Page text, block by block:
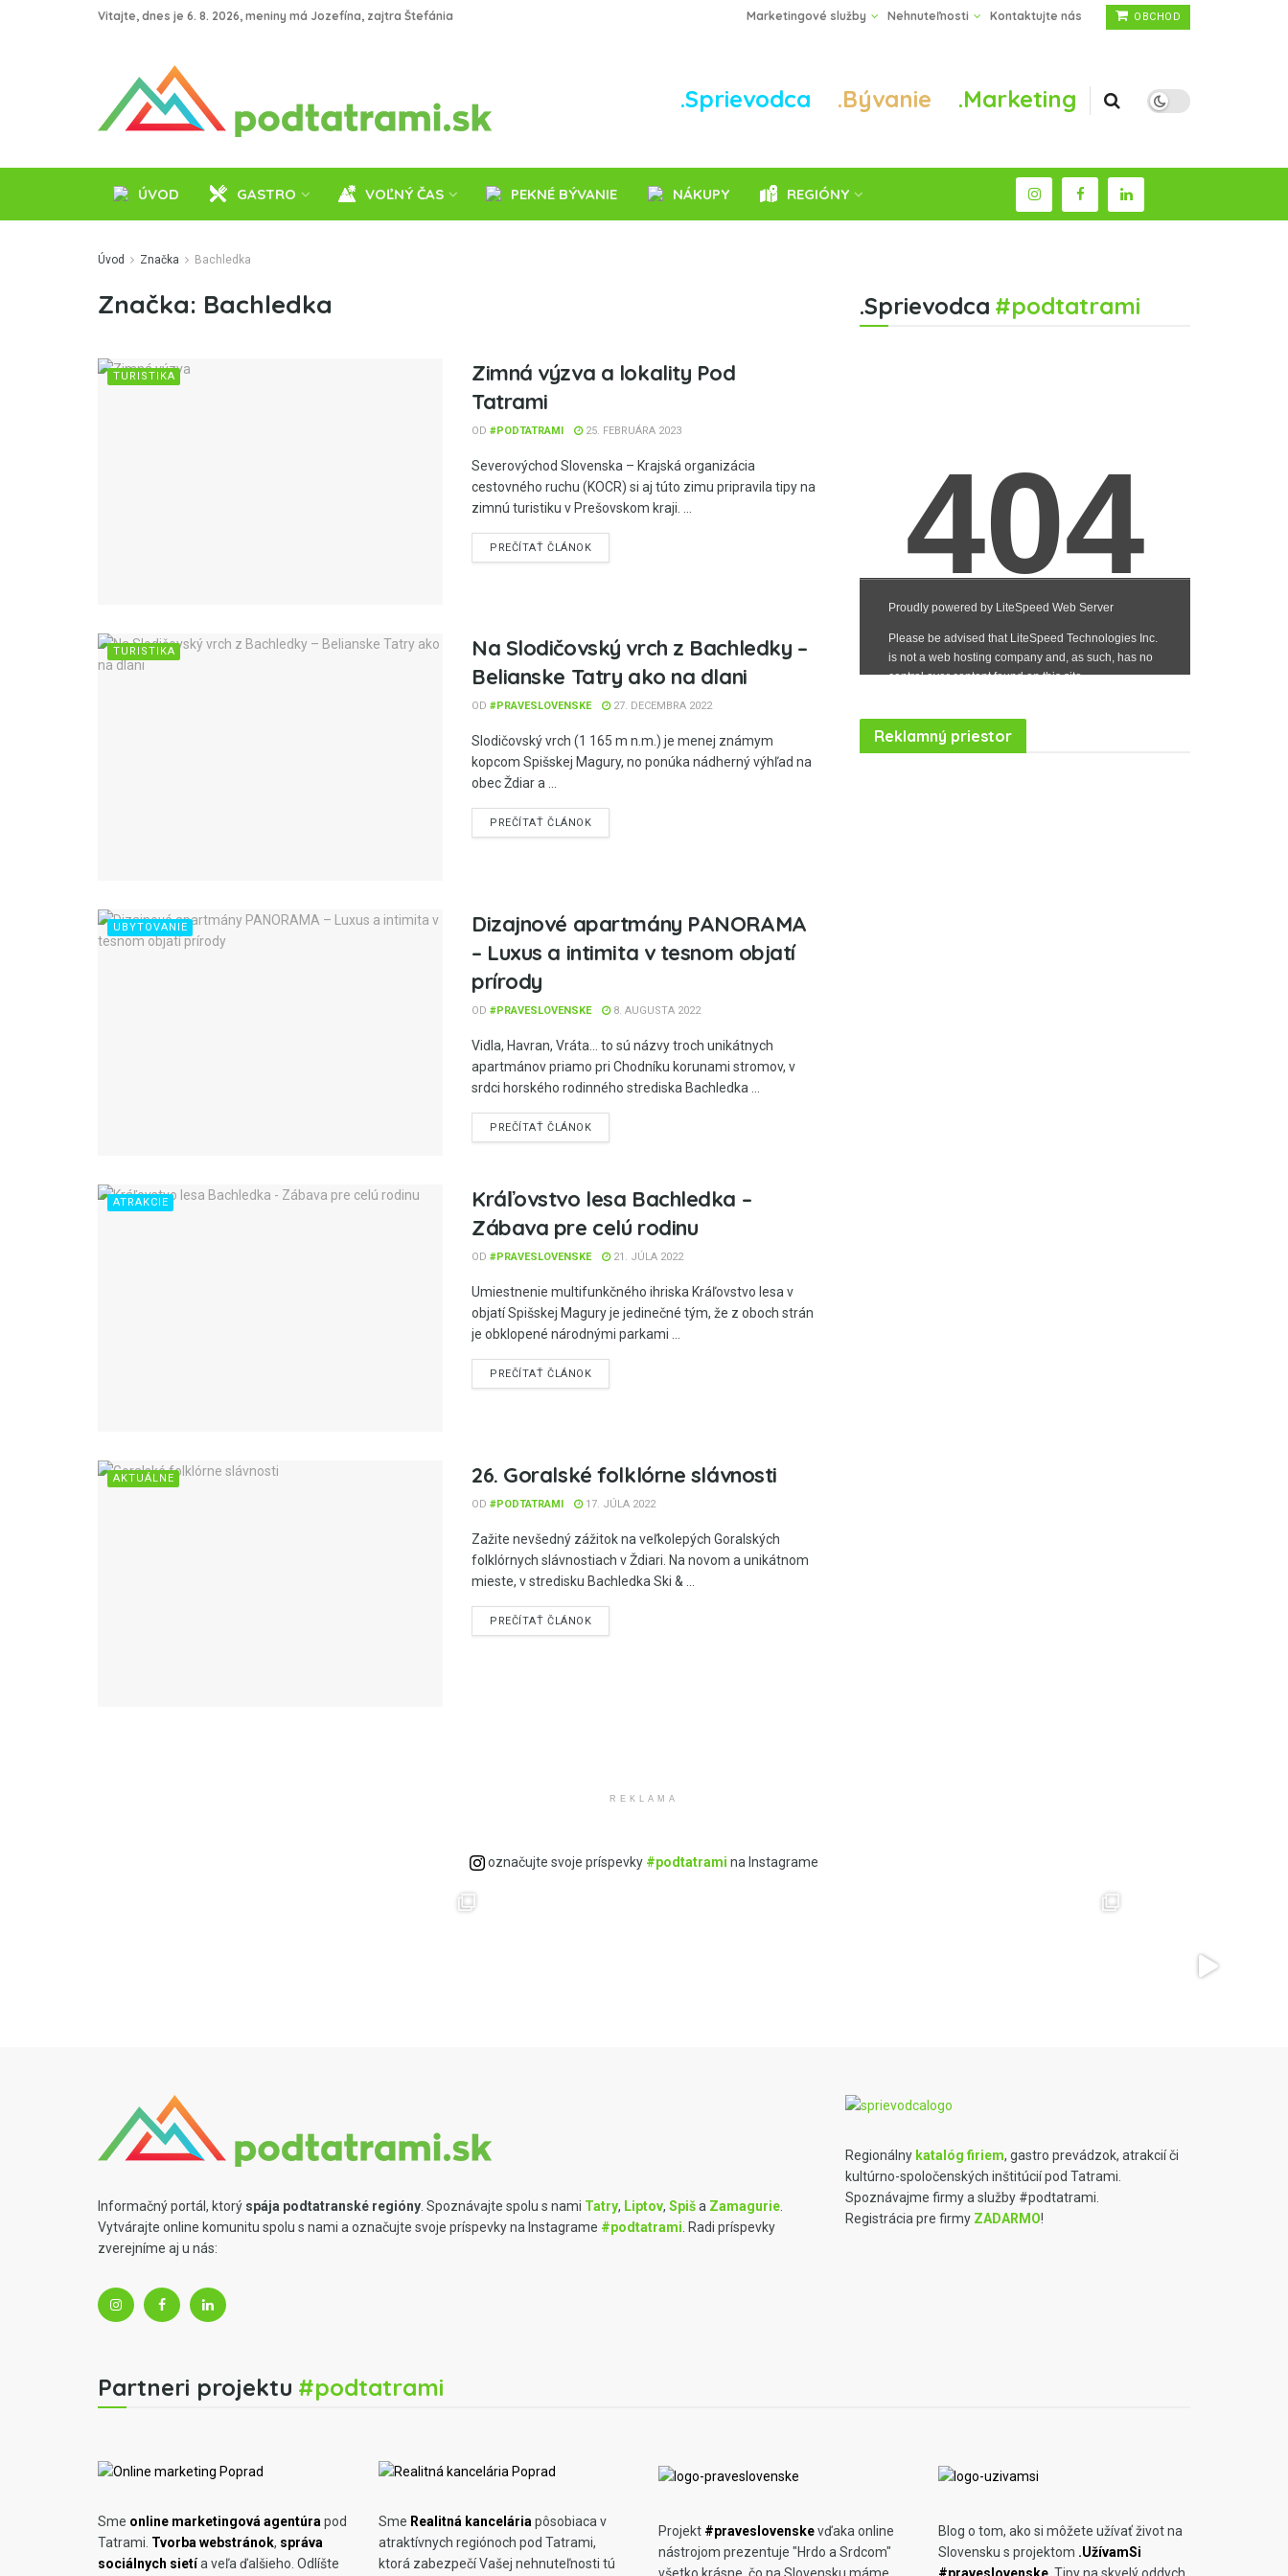
Vitajte, dnes je 6. 8. 2026, meniny má Jozefína, zajtra Štefánia Marketingové služby Nehnuteľnosti Kontaktujte nás OBCHOD
.Sprievodca .Bývanie .Marketing
ÚVOD GASTRO VOĽNÝ ČAS PEKNÉ BÝVANIE NÁKUPY REGIÓNY
Úvod Značka Bachledka
Značka: Bachledka
TURISTIKA
Zimná výzva a lokality Pod
Tatrami
OD #PODTATRAMI 25. FEBRUÁRA 2023
Severovýchod Slovenska – Krajská organizácia
cestovného ruchu (KOCR) si aj túto zimu pripravila tipy na
zimnú turistiku v Prešovskom kraji. ...
PREČÍTAŤ ČLÁNOK
TURISTIKA
Na Slodičovský vrch z Bachledky –
Belianske Tatry ako na dlani
OD #PRAVESLOVENSKE 27. DECEMBRA 2022
Slodičovský vrch (1 165 m n.m.) je menej známym
kopcom Spišskej Magury, no ponúka nádherný výhľad na
obec Ždiar a ...
PREČÍTAŤ ČLÁNOK
UBYTOVANIE
Dizajnové apartmány PANORAMA
– Luxus a intimita v tesnom objatí
prírody
OD #PRAVESLOVENSKE 8. AUGUSTA 2022
Vidla, Havran, Vráta... to sú názvy troch unikátnych
apartmánov priamo pri Chodníku korunami stromov, v
srdci horského rodinného strediska Bachledka ...
PREČÍTAŤ ČLÁNOK
ATRAKCIE
Kráľovstvo lesa Bachledka –
Zábava pre celú rodinu
OD #PRAVESLOVENSKE 21. JÚLA 2022
Umiestnenie multifunkčného ihriska Kráľovstvo lesa v
objatí Spišskej Magury je jedinečné tým, že z oboch strán
je obklopené národnými parkami ...
PREČÍTAŤ ČLÁNOK
AKTUÁLNE 26. Goralské folklórne slávnosti
OD #PODTATRAMI 17. JÚLA 2022
Zažite nevšedný zážitok na veľkolepých Goralských
folklórnych slávnostiach v Ždiari. Na novom a unikátnom
mieste, v stredisku Bachledka Ski & ...
PREČÍTAŤ ČLÁNOK
.Sprievodca #podtatrami
Reklamný priestor
REKLAMA
označujte svoje príspevky #podtatrami na Instagrame
Informačný portál, ktorý spája podtatranské regióny . Spoznávajte spolu s nami Tatry, Liptov, Spiša Zamagurie
Vytvárajte online komunitu spolu s nami a označujte svoje príspevky na Instagrame #podtatrami . Radi príspevky
zverejníme aj u nás:
Regionálny katalóg firiem, gastro prevádzok, atrakcií či
kultúrno-spoločenských inštitúcií pod Tatrami.
Spoznávajme firmy a služby #podtatrami.
Registrácia pre firmy ZADARMO!
Partneri projektu #podtatrami
Sme online marketingová agentúra pod
Tatrami. Tvorba webstránok, správa
sociálnych sietía veľa ďalšieho. Odlíšte
Sme Realitná kancelária pôsobiaca v
atraktívnych regiónoch pod Tatrami,
ktorá zabezpečí Vašej nehnuteľnosti tú
Projekt #praveslovenskevďaka online
nástrojom prezentuje "Hrdo a Srdcom"
Blog o tom, ako si môžete užívať život na
Slovensku s projektom .UžívamSi